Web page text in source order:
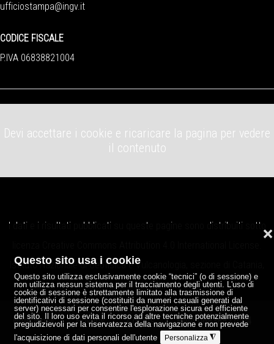
Questo sito usa i cookie
Questo sito utilizza esclusivamente cookie “tecnici” (o di sessione) e
non utilizza nessun sistema per il tracciamento degli utenti. L'uso di
cookie di sessione è strettamente limitato alla trasmissione di
identificativi di sessione (costituiti da numeri casuali generati dal
server) necessari per consentire l'esplorazione sicura ed efficiente
del sito. Il loro uso evita il ricorso ad altre tecniche potenzialmente
pregiudizievoli per la riservatezza della navigazione e non prevede
l'acquisizione di dati personali dell'utente
Personalizza◮
❌
ufficiostampa@ingv.it
CODICE FISCALE
P.IVA 06838821004
Devi accettare i cookie e ricaricare la pagina per vedere
il contenuto
I dati e i risultati pubblicati su queste pagine sono distribuiti sotto
Istituto Nazionale di Geofisica e Vulcanologia, sezione di Catania,
Osservatorio Etneo.
Note legali Privacy Credits P.IVA 06838821004